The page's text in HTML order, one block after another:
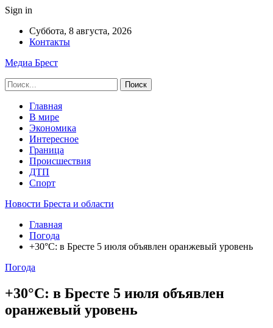
Sign in
Суббота, 8 августа, 2026
Контакты
Медиа Брест
Главная
В мире
Экономика
Интересное
Граница
Происшествия
ДТП
Спорт
Новости Бреста и области
Главная
Погода
+30°С: в Бресте 5 июля объявлен оранжевый уровень
Погода
+30°С: в Бресте 5 июля объявлен
оранжевый уровень